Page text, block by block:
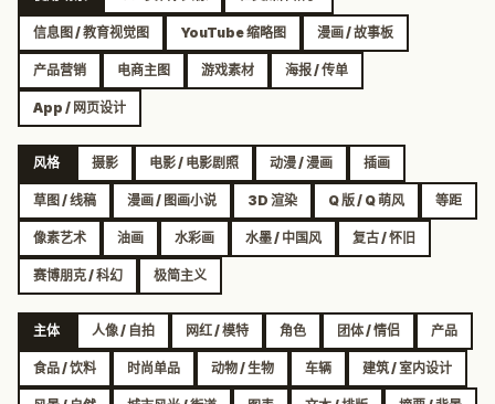
信息图 / 教育视觉图 YouTube 缩略图 漫画 / 故事板
产品营销 电商主图 游戏素材 海报 / 传单
App / 网页设计
风格 摄影 电影 / 电影剧照 动漫 / 漫画 插画
草图 / 线稿 漫画 / 图画小说 3D 渲染 Q 版 / Q 萌风 等距
像素艺术 油画 水彩画 水墨 / 中国风 复古 / 怀旧
赛博朋克 / 科幻 极简主义
主体 人像 / 自拍 网红 / 模特 角色 团体 / 情侣 产品
食品 / 饮料 时尚单品 动物 / 生物 车辆 建筑 / 室内设计